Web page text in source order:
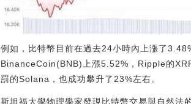
例如，比特幣目前在過去24小時內上漲了
BinanceCoin(BNB)上漲5.52%，Ripple的
罰的Solana，也成功攀升了23%左右。
斯坦福大學物理學家發現比特幣交易與自然